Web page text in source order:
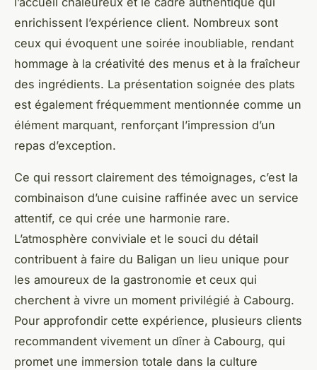
enrichissent l’expérience client. Nombreux sont
ceux qui évoquent une soirée inoubliable, rendant
hommage à la créativité des menus et à la fraîcheur
des ingrédients. La présentation soignée des plats
est également fréquemment mentionnée comme un
élément marquant, renforçant l’impression d’un
repas d’exception.
Ce qui ressort clairement des témoignages, c’est la
combinaison d’une cuisine raffinée avec un service
attentif, ce qui crée une harmonie rare.
L’atmosphère conviviale et le souci du détail
contribuent à faire du Baligan un lieu unique pour
les amoureux de la gastronomie et ceux qui
cherchent à vivre un moment privilégié à Cabourg.
Pour approfondir cette expérience, plusieurs clients
recommandent vivement un dîner à Cabourg, qui
promet une immersion totale dans la culture